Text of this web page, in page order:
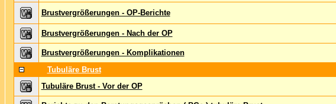
Brustvergrößerungen - OP-Berichte
Brustvergrößerungen - Nach der OP
Brustvergrößerungen - Komplikationen
Tubuläre Brust
Tubuläre Brust - Vor der OP